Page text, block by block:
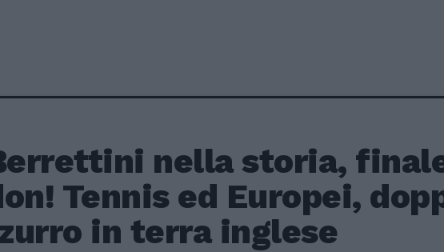
nella storia,
Tennis ed Europei,
in terra inglese